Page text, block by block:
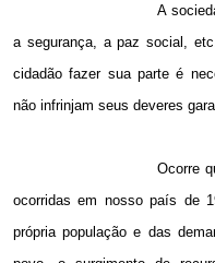
A
a segurança, a paz social,
cidadão fazer sua parte é
não infrinjam seus deveres
Ocorre
ocorridas em nosso país de
própria população e das